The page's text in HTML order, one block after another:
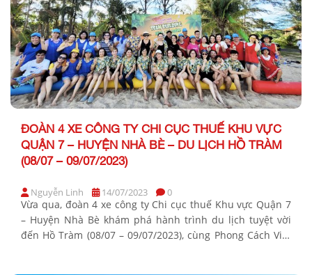
ĐOÀN 4 XE CÔNG TY CHI CỤC THUẾ KHU VỰC
QUẬN 7 – HUYỆN NHÀ BÈ – DU LỊCH HỒ TRÀM
(08/07 – 09/07/2023)
Nguyễn Linh 14/07/2023 0
Vừa qua, đoàn 4 xe công ty Chi cục thuế Khu vực Quận 7
– Huyện Nhà Bè khám phá hành trình du lịch tuyệt vời
đến Hồ Tràm (08/07 – 09/07/2023), cùng Phong Cách Việt